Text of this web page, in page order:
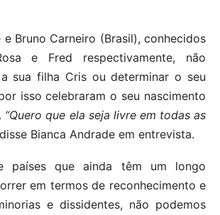
e Bruno Carneiro (Brasil), conhecidos
e Fred respectivamente, não
sua filha Cris ou determinar o seu
isso celebraram o seu nascimento
“Quero que ela seja livre em todas as
Bianca Andrade em entrevista.
países que ainda têm um longo
em termos de reconhecimento e
e dissidentes, não podemos